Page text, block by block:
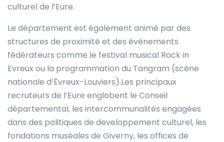
culturel de l’Eure.
Le département est également animé par des
structures de proximité et des événements
fédérateurs comme le festival musical Rock in
Evreux ou la programmation du Tangram (scène
nationale d’Évreux-Louviers).Les principaux
recruteurs de l’Eure englobent le Conseil
départemental, les intercommunalités engagées
dans des politiques de developpement culturel, les
fondations muséales de Giverny, les offices de